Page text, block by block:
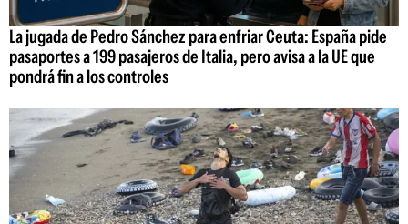
La jugada de Pedro Sánchez para enfriar Ceuta: España pide
pasaportes a 199 pasajeros de Italia, pero avisa a la UE que
pondrá fin a los controles